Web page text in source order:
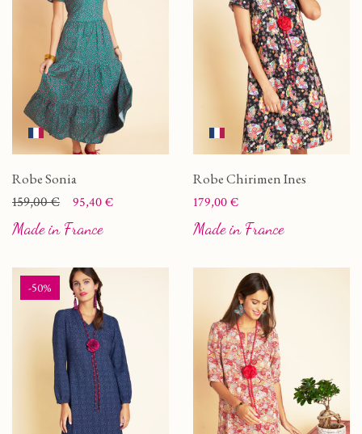
Robe Sonia
Prix
Prix de base
159,00 € 95,40 €
Made in France
Robe Chirimen Ines
Prix
179,00 €
Made in France
-50%